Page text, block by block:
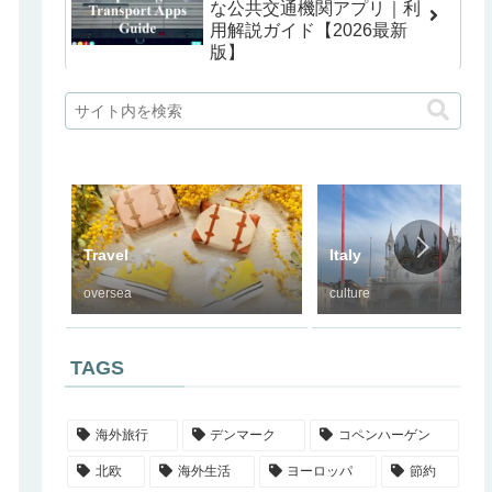
な公共交通機関アプリ｜利
用解説ガイド【2026最新
版】
Travel
oversea
Italy
culture
TAGS
海外旅行 デンマーク コペンハーゲン
北欧 海外生活 ヨーロッパ 節約